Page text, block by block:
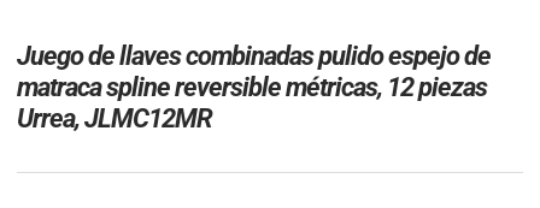
Juego de llaves combinadas pulido espejo de
matraca spline reversible métricas, 12 piezas
Urrea, JLMC12MR